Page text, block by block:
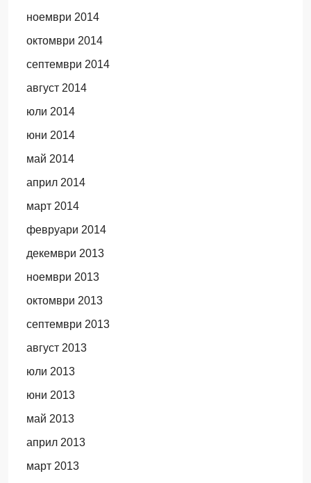
ноември 2014
октомври 2014
септември 2014
август 2014
юли 2014
юни 2014
май 2014
април 2014
март 2014
февруари 2014
декември 2013
ноември 2013
октомври 2013
септември 2013
август 2013
юли 2013
юни 2013
май 2013
април 2013
март 2013